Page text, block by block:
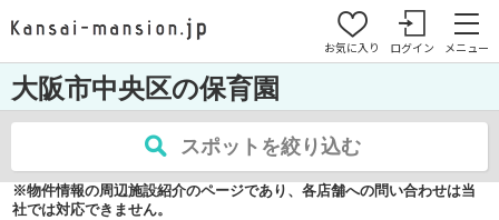
お気に入り ログイン メニュー
大阪市中央区の保育園
スポットを絞り込む
※物件情報の周辺施設紹介のページであり、各店舗への問い合わせは当
社では対応できません。